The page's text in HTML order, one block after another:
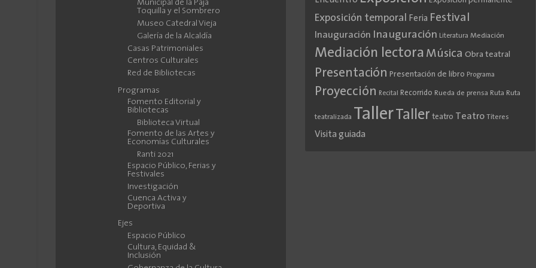
Municipal de la Paja
Toquilla y el Sombrero
Museo Catedral Vieja
Galería de la Alcaldía
Casas Patrimoniales
Centros Culturales
Red de Bibliotecas
Programas
Fomento Editorial y
Bibliotecas
Biblioteca Virtual
Fomento de las Artes y
Economías Culturales
Ranti 2021
Espacio Público, Ferias y
Festivales
Investigación
Cuenca Activa y
Deportiva
Ejes
Espacio Público
Cultura, Equidad &
Inclusión
Exposición temporal Feria Festival
Inauguración Inauguración Literatura Mediación
Mediación lectora Música Obra teatral
Presentación Presentación de libro Programa
Proyección Recital Recorrido Rueda de prensa Ruta Ruta
teatralizada Taller Taller teatro Teatro Títeres
Visita guiada